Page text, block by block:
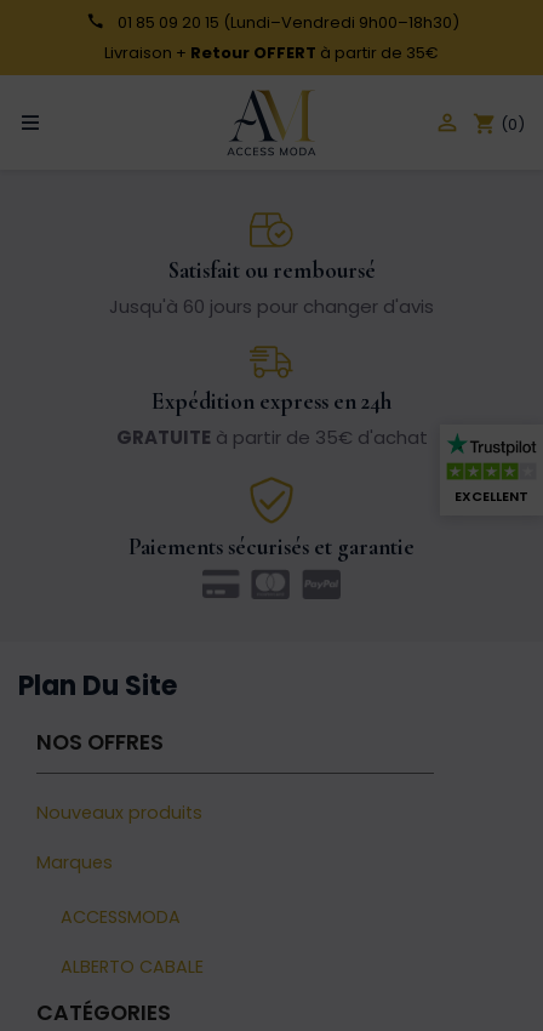
EXCELLENT
01 85 09 20 15 (Lundi–Vendredi 9h00–18h30)
Livraison + Retour OFFERT à partir de 35€
 shopping_cart (0)
Satisfait ou remboursé
Jusqu'à 60 jours pour changer d'avis
Expédition express en 24h
GRATUITE à partir de 35€ d'achat
Paiements sécurisés et garantie
Plan Du Site
NOS OFFRES
Nouveaux produits
Marques
ACCESSMODA
ALBERTO CABALE
CATÉGORIES